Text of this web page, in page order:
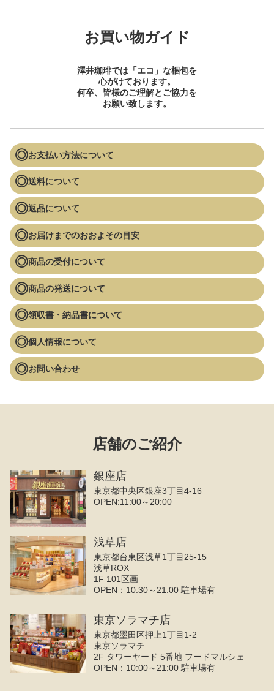
お買い物ガイド
澤井珈琲では「エコ」な梱包を
心がけております。
何卒、皆様のご理解とご協力を
お願い致します。
お支払い方法について
送料について
返品について
お届けまでのおおよその目安
商品の受付について
商品の発送について
領収書・納品書について
個人情報について
お問い合わせ
店舗のご紹介
銀座店
東京都中央区銀座3丁目4‐16
OPEN:11:00～20:00
浅草店
東京都台東区浅草1丁目25-15
浅草ROX
1F 101区画
OPEN：10:30～21:00 駐車場有
東京ソラマチ店
東京都墨田区押上1丁目1-2
東京ソラマチ
2F タワーヤード 5番地 フードマルシェ
OPEN：10:00～21:00 駐車場有